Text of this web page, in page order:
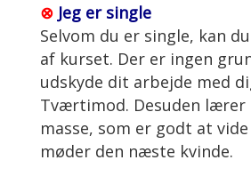
⊗ Jeg er single
Selvom du er single, kan
af kurset. Der er ingen
udskyde dit arbejde med
Tværtimod. Desuden lærer
masse, som er godt at vide
møder den næste kvinde.